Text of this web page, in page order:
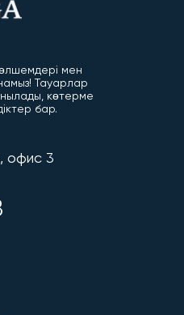
өлшемдері мен
Тауарлар
көтерме
бар.
офис 3